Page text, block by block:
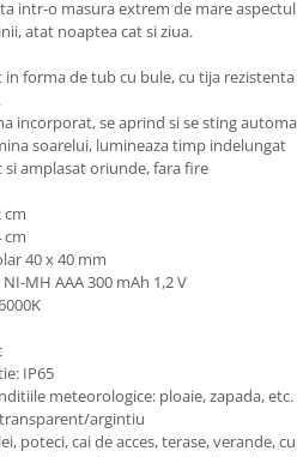
si
intr-o masura extrem de mare
atat noaptea cat si ziua.
in forma de tub cu bule, cu tija
incorporat, se aprind si se sting
soarelui, lumineaza timp indelungat
amplasat oriunde, fara fire
cm
cm
40 x 40 mm
MH AAA 300 mAh 1,2 V
IP65
meteorologice: ploaie, zapada, etc.
argintiu
poteci, cai de acces, terase, verande,